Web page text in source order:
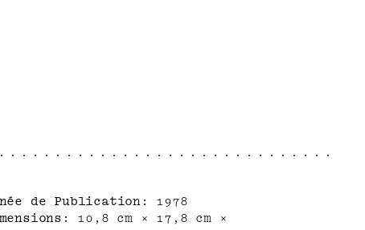
de Publication
1978
10,8 cm × 17,8 cm ×